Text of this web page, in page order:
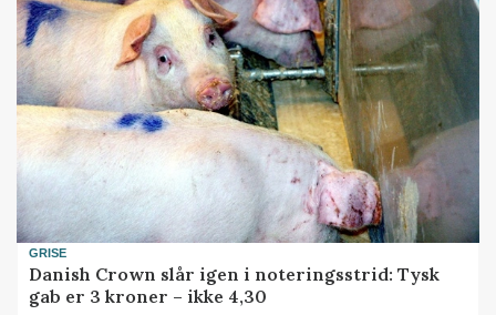
GRISE
Danish Crown slår igen i noteringsstrid: Tysk
gab er 3 kroner – ikke 4,30